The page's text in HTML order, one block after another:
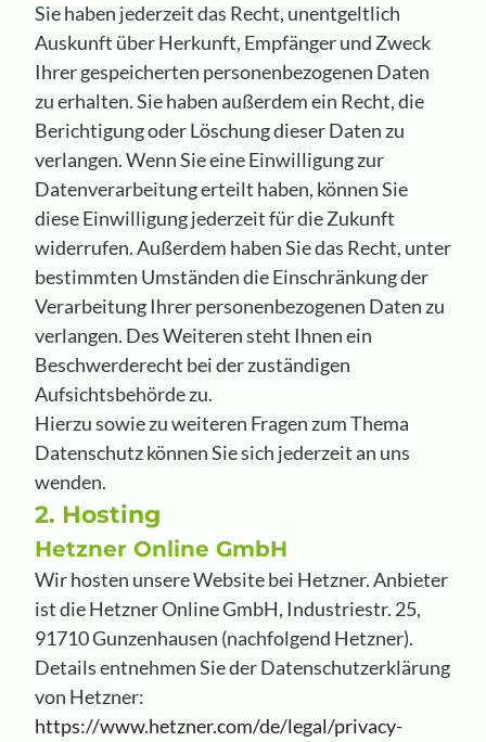
Sie haben jederzeit das Recht, unentgeltlich
Auskunft über Herkunft, Empfänger und Zweck
Ihrer gespeicherten personenbezogenen Daten
zu erhalten. Sie haben außerdem ein Recht, die
Berichtigung oder Löschung dieser Daten zu
verlangen. Wenn Sie eine Einwilligung zur
Datenverarbeitung erteilt haben, können Sie
diese Einwilligung jederzeit für die Zukunft
widerrufen. Außerdem haben Sie das Recht, unter
bestimmten Umständen die Einschränkung der
Verarbeitung Ihrer personenbezogenen Daten zu
verlangen. Des Weiteren steht Ihnen ein
Beschwerderecht bei der zuständigen
Aufsichtsbehörde zu.
Hierzu sowie zu weiteren Fragen zum Thema
Datenschutz können Sie sich jederzeit an uns
wenden.
2. Hosting
Hetzner Online GmbH
Wir hosten unsere Website bei Hetzner. Anbieter
ist die Hetzner Online GmbH, Industriestr. 25,
91710 Gunzenhausen (nachfolgend Hetzner).
Details entnehmen Sie der Datenschutzerklärung
von Hetzner:
https://www.hetzner.com/de/legal/privacy-